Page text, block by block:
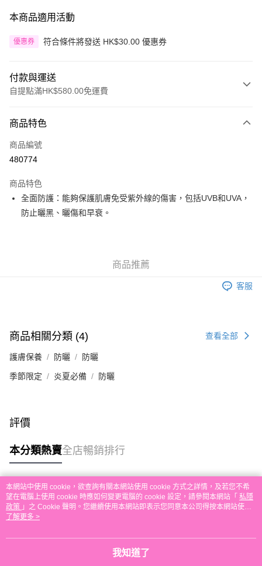
本商品適用活動
優惠券 符合條件將發送 HK$30.00 優惠券
付款與運送
自提點滿HK$580.00免運費
信用卡
Apple Pay
AlipayHK
PayMe
銀行匯款 請將存款存到以下銀行帳戶，並於存款單據寫上訂單編號後電郵至
每筆HK$30.00，滿HK$580.00或以上免運費
付款後順豐站及營業點取貨
每筆HK$30.00，滿HK$580.00或以上免運費
免運費
其他地區配送 運費表
商品特色
商品編號
480774
商品特色
全面防護：能夠保護肌膚免受紫外線的傷害，包括UVB和UVA，
防止曬黑、曬傷和早衰。
商品推薦
客服
商品相關分類 (4) 查看全部
護膚保養 防曬 防曬
季節限定 炎夏必備 防曬
評價
本分類熱賣全店暢銷排行
熱門標籤
熱銷排行
本網站中使用 cookie，欲查詢有關本網站使用 cookie 方式之詳情，及若您不希
望在電腦上使用 cookie 時應如何變更電腦的 cookie 設定，請參閱本網站「 私隱
政策 」之 Cookie 聲明。您繼續使用本網站即表示您同意本公司得按本網站使用
條款之 Cookie 聲明使用 cookie。
了解更多 >
我知道了